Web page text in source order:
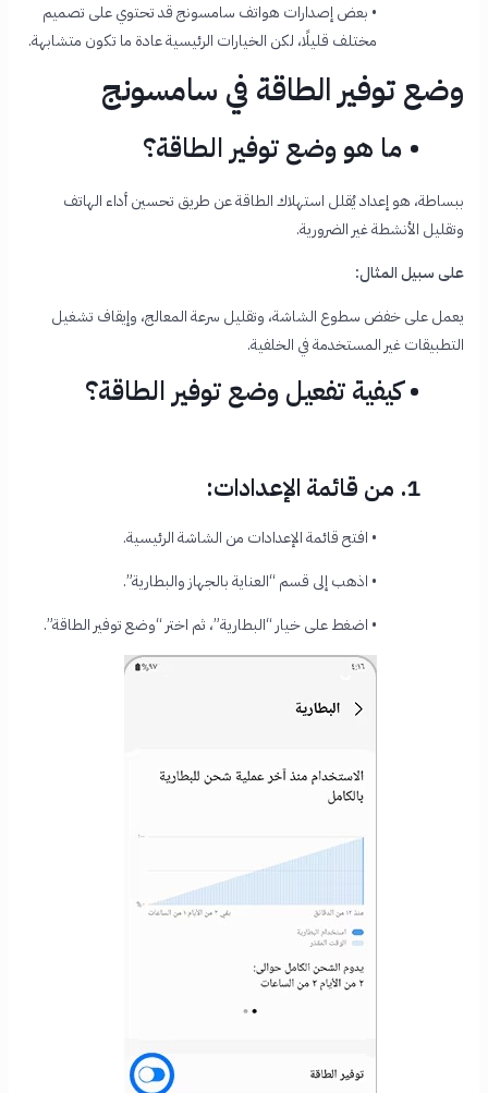
• بعض إصدارات هواتف سامسونج قد تحتوي على تصميم
مختلف قليلًا، لكن الخيارات الرئيسية عادة ما تكون متشابهة.
وضع توفير الطاقة في سامسونج
• ما هو وضع توفير الطاقة؟
ببساطة، هو إعداد يُقلل استهلاك الطاقة عن طريق تحسين أداء الهاتف
وتقليل الأنشطة غير الضرورية.
على سبيل المثال:
يعمل على خفض سطوع الشاشة، وتقليل سرعة المعالج، وإيقاف تشغيل
التطبيقات غير المستخدمة في الخلفية.
• كيفية تفعيل وضع توفير الطاقة؟
1. من قائمة الإعدادات:
• افتح قائمة الإعدادات من الشاشة الرئيسية.
• اذهب إلى قسم “العناية بالجهاز والبطارية”.
• اضغط على خيار “البطارية”، ثم اختر “وضع توفير الطاقة”.